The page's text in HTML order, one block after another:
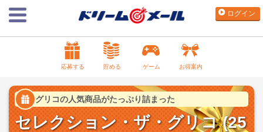
ログイン
応募する 貯める ゲーム お得案内
グリコの人気商品がたっぷり詰まった
セレクション・ザ・グリコ (25